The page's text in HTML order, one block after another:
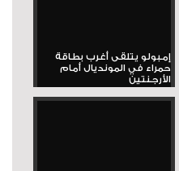
إمبولو يتلقى أغرب بطاقة
حمراء في المونديال أمام
الأرجنتين